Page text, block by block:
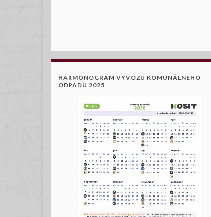
HARMONOGRAM VÝVOZU KOMUNÁLNEHO
ODPADU 2025